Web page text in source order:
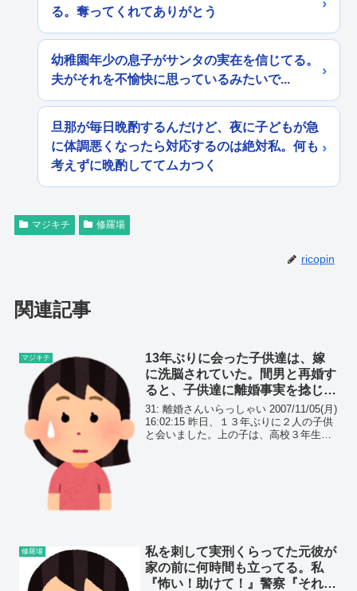
る。奪ってくれてありがとう
幼稚園年少の息子がサンタの実在を信じてる。
夫がそれを不愉快に思っているみたいで...
旦那が毎日晩酌するんだけど、夜に子どもが急
に体調悪くなったら対応するのは絶対私。何も
考えずに晩酌しててムカつく
マジキチ 修羅場
ricopin
関連記事
マジキチ
13年ぶりに会った子供達は、嫁
に洗脳されていた。間男と再婚す
ると、子供達に離婚事実を捻じ曲
げて説明していたらしく…
31: 離婚さんいらっしゃい 2007/11/05(月)
16:02:15 昨日、１３年ぶりに２人の子供
と会いました。上の子は、高校３年生下
修羅場
私を刺して実刑くらってた元彼が
家の前に何時間も立ってる。私
『怖い！助けて！』警察『それだ